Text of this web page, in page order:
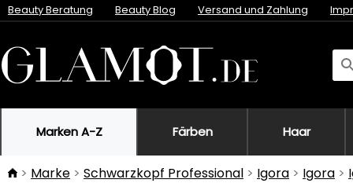
Beauty Beratung Beauty Blog Versand und Zahlung
Marken A-Z Färben Haar
Marke Schwarzkopf Professional Igora Igora